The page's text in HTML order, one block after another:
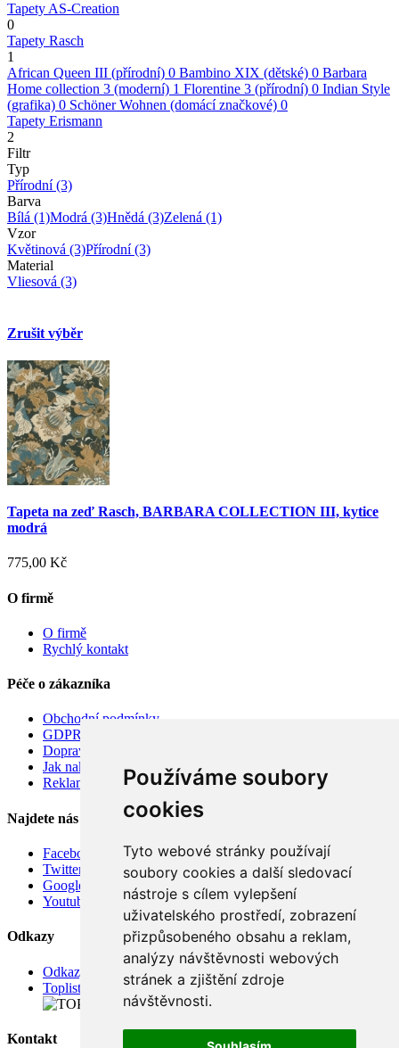
Používáme soubory
cookies
Tyto webové stránky používají
soubory cookies a další sledovací
nástroje s cílem vylepšení
uživatelského prostředí, zobrazení
přizpůsobeného obsahu a reklam,
analýzy návštěvnosti webových
stránek a zjištění zdroje
návštěvnosti.
Tapety AS-Creation
0
Tapety Rasch
1
African Queen III (přírodní) 0 Bambino XIX (dětské) 0 Barbara
Home collection 3 (moderní) 1 Florentine 3 (přírodní) 0 Indian Style
(grafika) 0 Schöner Wohnen (domácí značkové) 0
Tapety Erismann
2
Filtr
Typ
Přírodní(3)
Barva
Bílá (1)Modrá (3)Hnědá (3)Zelená (1)
Vzor
Květinová (3)Přírodní(3)
Material
Vliesová (3)
Zrušit výběr
Tapeta na zeď Rasch, BARBARA COLLECTION III, kytice
modrá
775,00 Kč
O firmě
O firmě
Rychlý kontakt
Péče o zákazníka
Obchodní podmínky
GDPR
Doprava
Jak nakupovat
Reklamace
Najdete nás
Facebook
Twitter
Google
Youtube
Odkazy
Odkazy
Toplist
Kontakt